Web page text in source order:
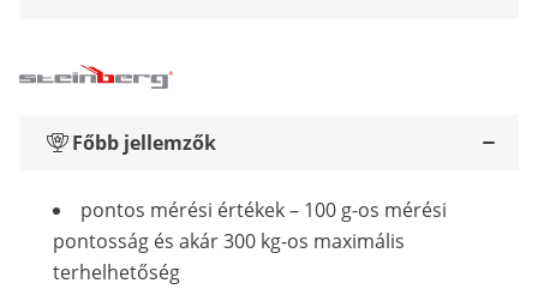
Főbb jellemzők
pontos mérési értékek – 100 g-os mérési
pontosság és akár 300 kg-os maximális
terhelhetőség